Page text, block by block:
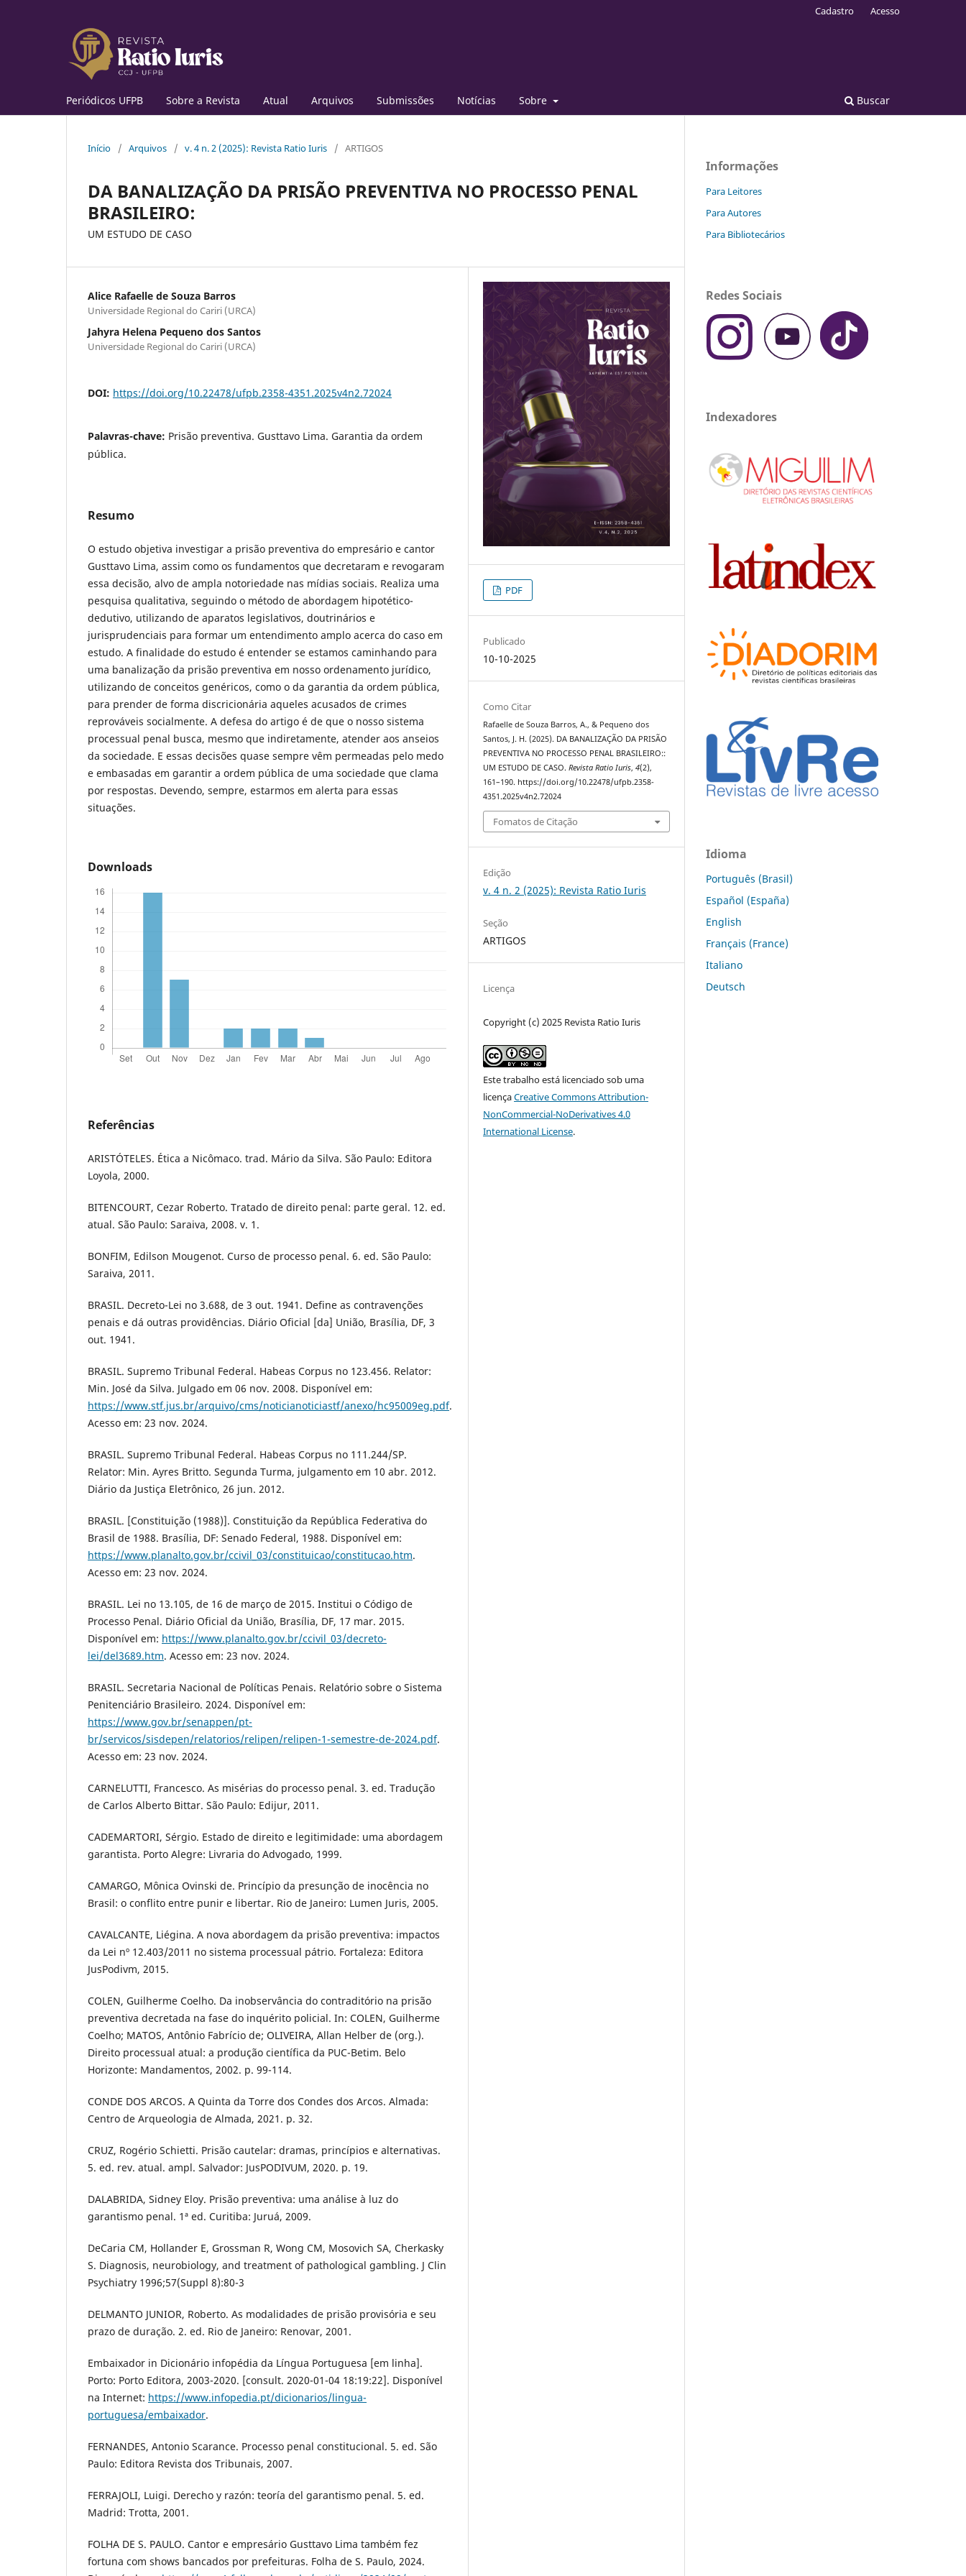
Periódicos UFPB Sobre a Revista Atual Arquivos Submissões Notícias Sobre Buscar
Cadastro Acesso
Início / Arquivos / v. 4 n. 2 (2025): Revista Ratio Iuris / ARTIGOS
DA BANALIZAÇÃO DA PRISÃO PREVENTIVA NO PROCESSO PENAL
BRASILEIRO:
UM ESTUDO DE CASO
Alice Rafaelle de Souza Barros
Universidade Regional do Cariri (URCA)
Jahyra Helena Pequeno dos Santos
Universidade Regional do Cariri (URCA)
DOI: https://doi.org/10.22478/ufpb.2358-4351.2025v4n2.72024
Palavras-chave: Prisão preventiva. Gusttavo Lima. Garantia da ordem
pública.
Resumo
O estudo objetiva investigar a prisão preventiva do empresário e cantor
Gusttavo Lima, assim como os fundamentos que decretaram e revogaram
essa decisão, alvo de ampla notoriedade nas mídias sociais. Realiza uma
pesquisa qualitativa, seguindo o método de abordagem hipotético-
dedutivo, utilizando de aparatos legislativos, doutrinários e
jurisprudenciais para formar um entendimento amplo acerca do caso em
estudo. A finalidade do estudo é entender se estamos caminhando para
uma banalização da prisão preventiva em nosso ordenamento jurídico,
utilizando de conceitos genéricos, como o da garantia da ordem pública,
para prender de forma discricionária aqueles acusados de crimes
reprováveis socialmente. A defesa do artigo é de que o nosso sistema
processual penal busca, mesmo que indiretamente, atender aos anseios
da sociedade. E essas decisões quase sempre vêm permeadas pelo medo
e embasadas em garantir a ordem pública de uma sociedade que clama
por respostas. Devendo, sempre, estarmos em alerta para essas
situações.
Downloads
Referências
ARISTÓTELES. Ética a Nicômaco. trad. Mário da Silva. São Paulo: Editora
Loyola, 2000.
BITENCOURT, Cezar Roberto. Tratado de direito penal: parte geral. 12. ed.
atual. São Paulo: Saraiva, 2008. v. 1.
BONFIM, Edilson Mougenot. Curso de processo penal. 6. ed. São Paulo:
Saraiva, 2011.
BRASIL. Decreto-Lei no 3.688, de 3 out. 1941. Define as contravenções
penais e dá outras providências. Diário Oficial [da] União, Brasília, DF, 3
out. 1941.
BRASIL. Supremo Tribunal Federal. Habeas Corpus no 123.456. Relator:
Min. José da Silva. Julgado em 06 nov. 2008. Disponível em:
https://www.stf.jus.br/arquivo/cms/noticianoticiastf/anexo/hc95009eg.pdf.
Acesso em: 23 nov. 2024.
BRASIL. Supremo Tribunal Federal. Habeas Corpus no 111.244/SP.
Relator: Min. Ayres Britto. Segunda Turma, julgamento em 10 abr. 2012.
Diário da Justiça Eletrônico, 26 jun. 2012.
BRASIL. [Constituição (1988)]. Constituição da República Federativa do
Brasil de 1988. Brasília, DF: Senado Federal, 1988. Disponível em:
https://www.planalto.gov.br/ccivil_03/constituicao/constitucao.htm.
Acesso em: 23 nov. 2024.
BRASIL. Lei no 13.105, de 16 de março de 2015. Institui o Código de
Processo Penal. Diário Oficial da União, Brasília, DF, 17 mar. 2015.
Disponível em: https://www.planalto.gov.br/ccivil_03/decreto-
lei/del3689.htm. Acesso em: 23 nov. 2024.
BRASIL. Secretaria Nacional de Políticas Penais. Relatório sobre o Sistema
Penitenciário Brasileiro. 2024. Disponível em:
https://www.gov.br/senappen/pt-
br/servicos/sisdepen/relatorios/relipen/relipen-1-semestre-de-2024.pdf.
Acesso em: 23 nov. 2024.
CARNELUTTI, Francesco. As misérias do processo penal. 3. ed. Tradução
de Carlos Alberto Bittar. São Paulo: Edijur, 2011.
CADEMARTORI, Sérgio. Estado de direito e legitimidade: uma abordagem
garantista. Porto Alegre: Livraria do Advogado, 1999.
CAMARGO, Mônica Ovinski de. Princípio da presunção de inocência no
Brasil: o conflito entre punir e libertar. Rio de Janeiro: Lumen Juris, 2005.
CAVALCANTE, Liégina. A nova abordagem da prisão preventiva: impactos
da Lei nº 12.403/2011 no sistema processual pátrio. Fortaleza: Editora
JusPodivm, 2015.
COLEN, Guilherme Coelho. Da inobservância do contraditório na prisão
preventiva decretada na fase do inquérito policial. In: COLEN, Guilherme
Coelho; MATOS, Antônio Fabrício de; OLIVEIRA, Allan Helber de (org.).
Direito processual atual: a produção científica da PUC-Betim. Belo
Horizonte: Mandamentos, 2002. p. 99-114.
CONDE DOS ARCOS. A Quinta da Torre dos Condes dos Arcos. Almada:
Centro de Arqueologia de Almada, 2021. p. 32.
CRUZ, Rogério Schietti. Prisão cautelar: dramas, princípios e alternativas.
5. ed. rev. atual. ampl. Salvador: JusPODIVUM, 2020. p. 19.
DALABRIDA, Sidney Eloy. Prisão preventiva: uma análise à luz do
garantismo penal. 1ª ed. Curitiba: Juruá, 2009.
DeCaria CM, Hollander E, Grossman R, Wong CM, Mosovich SA, Cherkasky
S. Diagnosis, neurobiology, and treatment of pathological gambling. J Clin
Psychiatry 1996;57(Suppl 8):80-3
DELMANTO JUNIOR, Roberto. As modalidades de prisão provisória e seu
prazo de duração. 2. ed. Rio de Janeiro: Renovar, 2001.
Embaixador in Dicionário infopédia da Língua Portuguesa [em linha].
Porto: Porto Editora, 2003-2020. [consult. 2020-01-04 18:19:22]. Disponível
na Internet: https://www.infopedia.pt/dicionarios/lingua-
portuguesa/embaixador.
FERNANDES, Antonio Scarance. Processo penal constitucional. 5. ed. São
Paulo: Editora Revista dos Tribunais, 2007.
FERRAJOLI, Luigi. Derecho y razón: teoría del garantismo penal. 5. ed.
Madrid: Trotta, 2001.
FOLHA DE S. PAULO. Cantor e empresário Gusttavo Lima também fez
fortuna com shows bancados por prefeituras. Folha de S. Paulo, 2024.
PDF
Publicado
10-10-2025
Como Citar
Rafaelle de Souza Barros, A., & Pequeno dos
Santos, J. H. (2025). DA BANALIZAÇÃO DA PRISÃO
PREVENTIVA NO PROCESSO PENAL BRASILEIRO::
UM ESTUDO DE CASO.Revista Ratio Iuris,4(2),
161–190. https://doi.org/10.22478/ufpb.2358-
4351.2025v4n2.72024
Fomatos de Citação
Edição
v. 4 n. 2 (2025): Revista Ratio Iuris
Seção
ARTIGOS
Licença
Copyright (c) 2025 Revista Ratio Iuris
Este trabalho está licenciado sob uma
licençaCreative Commons Attribution-
NonCommercial-NoDerivatives 4.0
International License.
Informações
Para Leitores
Para Autores
Para Bibliotecários
Redes Sociais
Indexadores
Idioma
Português (Brasil)
Español (España)
English
Français (France)
Italiano
Deutsch